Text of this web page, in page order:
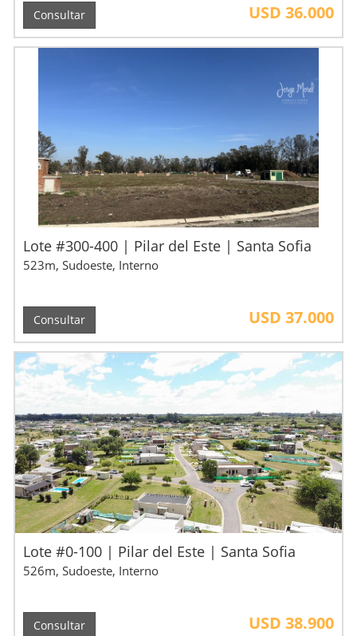
Consultar USD 36.000
Lote #300-400 | Pilar del Este | Santa Sofia
523m, Sudoeste, Interno
Consultar USD 37.000
Lote #0-100 | Pilar del Este | Santa Sofia
526m, Sudoeste, Interno
Consultar USD 38.900